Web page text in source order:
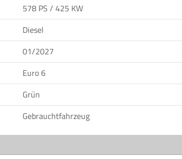
578 PS / 425 KW
Diesel
01/2027
Euro 6
Grün
Gebrauchtfahrzeug